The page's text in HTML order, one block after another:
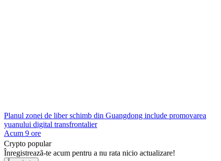
Planul zonei de liber schimb din Guangdong include promovarea
yuanului digital transfrontalier
Acum 9 ore
Crypto popular
Înregistrează-te acum pentru a nu rata nicio actualizare!